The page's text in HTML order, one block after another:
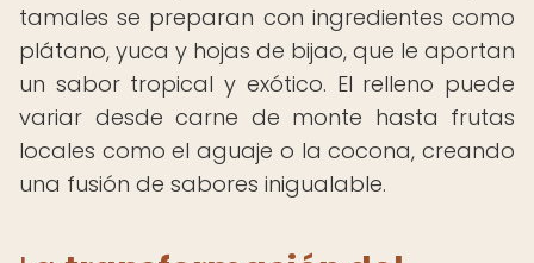
tamales se preparan con ingredientes como
plátano, yuca y hojas de bijao, que le aportan
un sabor tropical y exótico. El relleno puede
variar desde carne de monte hasta frutas
locales como el aguaje o la cocona, creando
una fusión de sabores inigualable.